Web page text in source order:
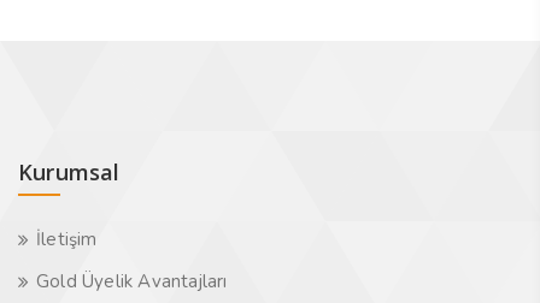
Kurumsal
İletişim
Gold Üyelik Avantajları